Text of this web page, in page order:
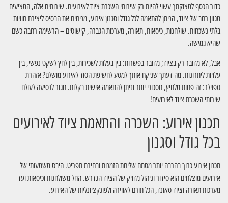
כדור הכסף למצוקתך עשוי להיות רק שירותי השכרת ציוד לאירועים. שירותים אלה, המציעים
מגוון רחב של ציוד, הניתן להתאמה לכל גודל וסגנון אירוע, מניחים את הבסיס ליצירת חוויות
בלתי נשכחות. שולחנות, כיסאות, תאורה, מערכות הגברה, קישוטים – הרשימה רחבה כשם
שהיא גמישה.
אבל, לא מדובר רק בציוד; מדובר בפשרות: בין בעלות לשכירות, בין לחץ לשקט נפשי, בין
עלויות ליתרונות. מה דעתך שניקח אותך למסע לחשיפת הסוד לאירוע מושלם? אזהרת
ספוילר: זה פחות מלחיץ, חסכוני יותר וניתן להתאמה אישית בקלות. חגור לנסיעה לעולם
שירותי השכרת ציוד לאירועים!
תכנון אירוע: השכרה והתאמת ציוד לאירועים
בכל גודל וסגנון
תכנון אירוע כרוך בהרבה יותר מסתם שליחת הזמנות ובחירת תפריט. היבט משמעותי של
אירועים מוצלחים הוא סידור וניהול מדויק של הציוד הנדרש. החל משולחנות וכיסאות ועד
מערכות תאורה וציוד סאונד, הכל תורם לאווירה ולפונקציונליות של האירוע.